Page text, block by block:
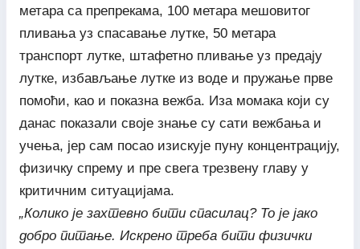
метара са препрекама, 100 метара мешовитог
пливања уз спасавање лутке, 50 метара
транспорт лутке, штафетно пливање уз предају
лутке, избављање лутке из воде и пружање прве
помоћи, као и показна вежба. Иза момака који су
данас показали своје знање су сати вежбања и
учења, јер сам посао изискује пуну концентрацију,
физичку спрему и пре свега трезвену главу у
критичним ситуацијама.
„Колико је захтевно бити спасилац? То је јако
добро питање. Искрено треба бити физички